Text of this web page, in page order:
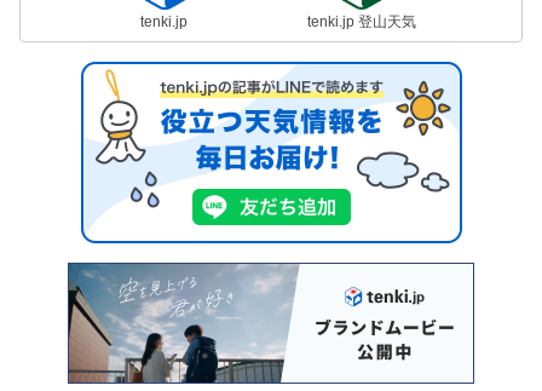
tenki.jp tenki.jp 登山天気